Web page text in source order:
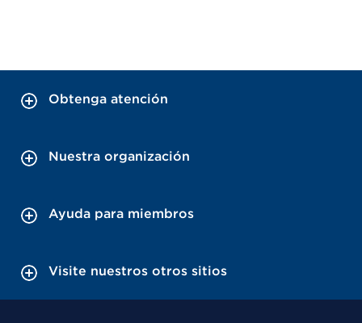
Obtenga atención
Nuestra organización
Ayuda para miembros
Visite nuestros otros sitios